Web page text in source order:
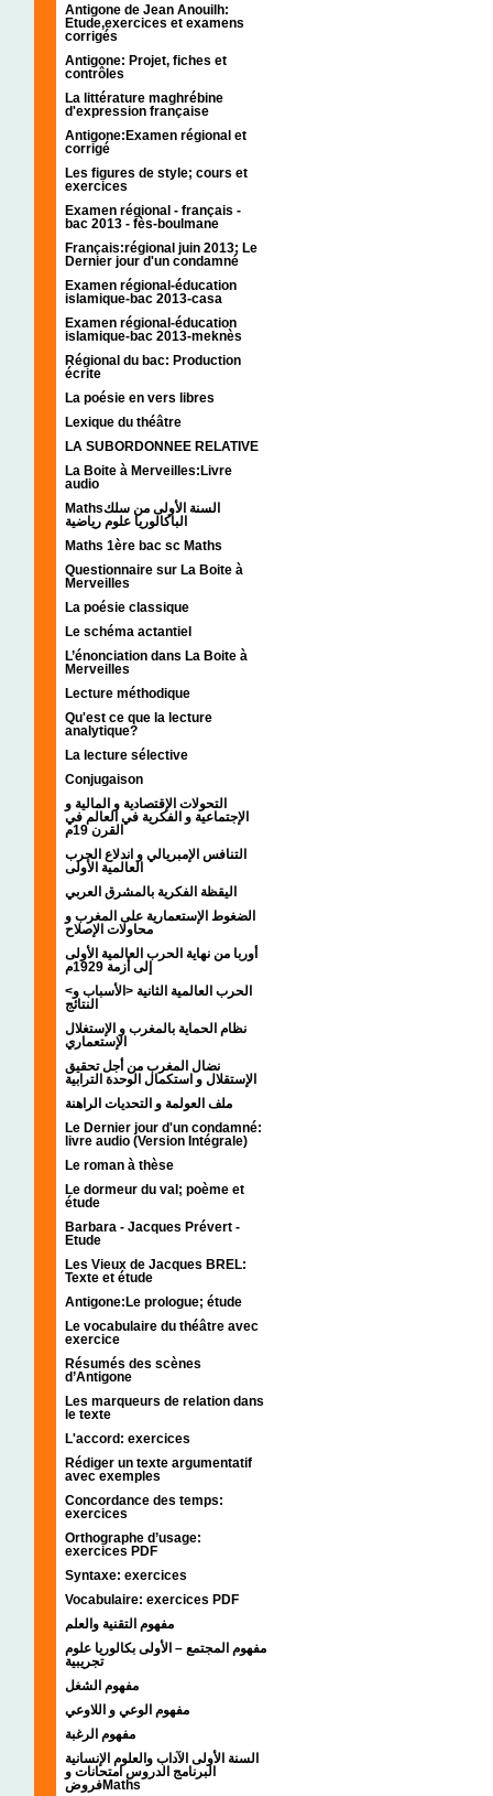
Antigone de Jean Anouilh:
Etude,exercices et examens
corrigés
Antigone: Projet, fiches et
contrôles
La littérature maghrébine
d'expression française
Antigone:Examen régional et
corrigé
Les figures de style; cours et
exercices
Examen régional - français -
bac 2013 - fès-boulmane
Français:régional juin 2013; Le
Dernier jour d'un condamné
Examen régional-éducation
islamique-bac 2013-casa
Examen régional-éducation
islamique-bac 2013-meknès
Régional du bac: Production
écrite
La poésie en vers libres
Lexique du théâtre
LA SUBORDONNEE RELATIVE
La Boite à Merveilles:Livre
audio
Mathsالسنة الأولى من سلك
الباكالوريا علوم رياضية
Maths 1ère bac sc Maths
Questionnaire sur La Boite à
Merveilles
La poésie classique
Le schéma actantiel
L’énonciation dans La Boite à
Merveilles
Lecture méthodique
Qu'est ce que la lecture
analytique?
La lecture sélective
Conjugaison
التحولات الإقتصادية و المالية و
الإجتماعية و الفكرية في العالم في
القرن 19م
التنافس الإمبريالي و اندلاع الحرب
العالمية الأولى
اليقظة الفكرية بالمشرق العربي
الضغوط الإستعمارية على المغرب و
محاولات الإصلاح
أوربا من نهاية الحرب العالمية الأولى
إلى أزمة 1929م
<الحرب العالمية الثانية <الأسباب و
النتائج
نظام الحماية بالمغرب و الإستغلال
الإستعماري
نضال المغرب من أجل تحقيق
الإستقلال و استكمال الوحدة الترابية
ملف العولمة و التحديات الراهنة
Le Dernier jour d'un condamné:
livre audio (Version Intégrale)
Le roman à thèse
Le dormeur du val; poème et
étude
Barbara - Jacques Prévert -
Etude
Les Vieux de Jacques BREL:
Texte et étude
Antigone:Le prologue; étude
Le vocabulaire du théâtre avec
exercice
Résumés des scènes
d’Antigone
Les marqueurs de relation dans
le texte
L'accord: exercices
Rédiger un texte argumentatif
avec exemples
Concordance des temps:
exercices
Orthographe d’usage:
exercices PDF
Syntaxe: exercices
Vocabulaire: exercices PDF
مفهوم التقنية والعلم
مفهوم المجتمع – الأولى بكالوريا علوم
تجريبية
مفهوم الشغل
مفهوم الوعي و اللاوعي
مفهوم الرغبة
السنة الأولى الآداب والعلوم الإنسانية
البرنامج الدروس امتحانات و
فروضMaths